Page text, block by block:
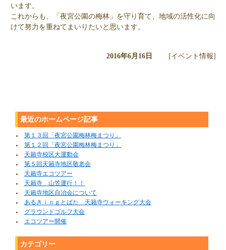
います。
これからも、「夜宮公園の梅林」を守り育て、地域の活性化に向
けて努力を重ねてまいりたいと思います。
2016年6月16日 [イベント情報]
最近のホームページ記事
第１３回「夜宮公園梅林梅まつり」
第１２回「夜宮公園梅林梅まつり」
天籟寺校区大運動会
第５回天籟寺地区敬老会
天籟寺エコツアー
天籟寺 山笠運行！！
天籟寺地区自治会について
あるきｉｎｇとばた 天籟寺ウォーキング大会
グラウンドゴルフ大会
エコツアー開催
カテゴリー